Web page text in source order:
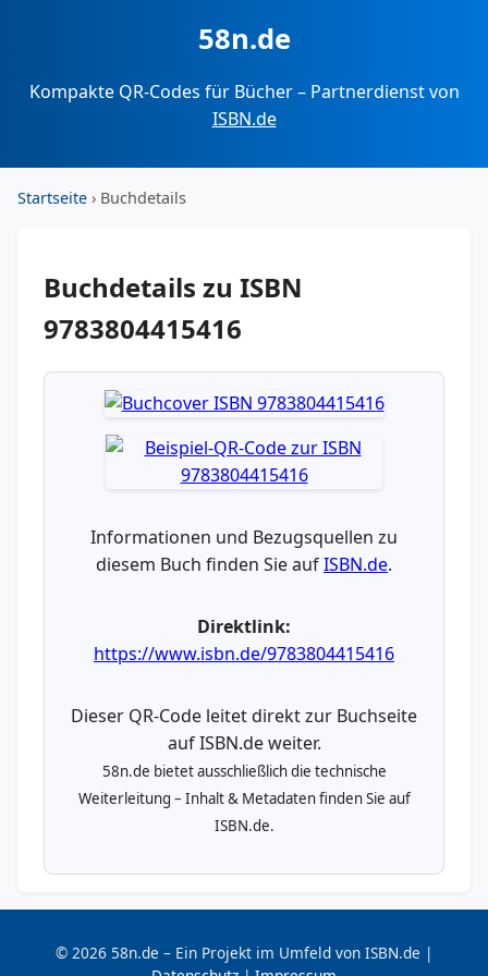
58n.de
Kompakte QR-Codes für Bücher – Partnerdienst von
ISBN.de
Startseite › Buchdetails
Buchdetails zu ISBN
9783804415416
Informationen und Bezugsquellen zu
diesem Buch finden Sie aufISBN.de.
Direktlink:
https://www.isbn.de/9783804415416
Dieser QR-Code leitet direkt zur Buchseite
auf ISBN.de weiter.
58n.de bietet ausschließlich die technische
Weiterleitung – Inhalt & Metadaten finden Sie auf
ISBN.de.
© 2026 58n.de – Ein Projekt im Umfeld von ISBN.de |